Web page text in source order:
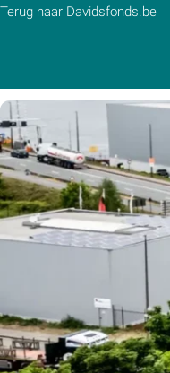
Terug naar Davidsfonds.be
Zoek:
Zoeken